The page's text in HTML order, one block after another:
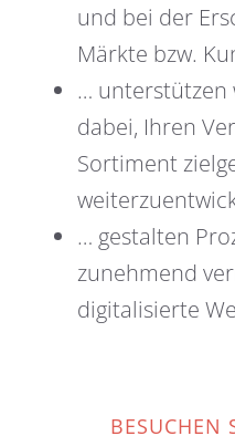
und bei der
Märkte bzw.
… unterstützen
dabei, Ihren
Sortiment
… gestalten
zunehmend
digitalisierte
BESUCHEN